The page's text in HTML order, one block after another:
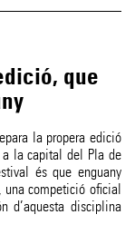
que
la propera edició
la capital del Pla de
és que enguany
una competició oficial
d’aquesta disciplina